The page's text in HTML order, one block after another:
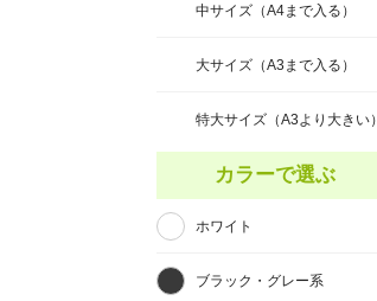
中サイズ（A4まで入る）
大サイズ（A3まで入る）
特大サイズ（A3より大きい）
カラーで選ぶ
ホワイト
ブラック・グレー系